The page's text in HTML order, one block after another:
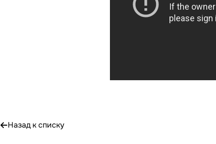
Назад к списку